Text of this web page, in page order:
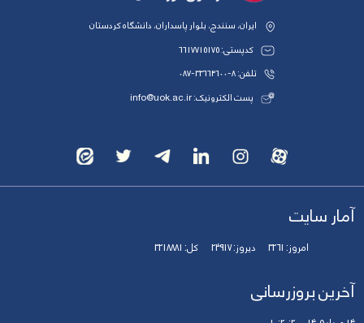
ایران، سنندج، بلوار پاسداران، دانشگاه کردستان
کدپستی: 6617715175
تلفن: 8-33664600-087
پست الکترونیک: info@uok.ac.ir
آمار سایت
امروز:3261 دیروز:24917 کل:3218881
آخرین بروزرسانی